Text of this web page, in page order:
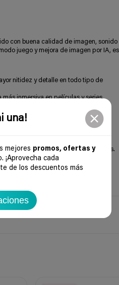
una!
mejores promos, ofertas y
¡Aprovecha cada
de los descuentos más
con buena calidad de imagen, sonido
juego y mejora de imagen por IA, es
nitidez y detalle en todo tipo de
inmersiva en películas y series.
y sin retrasos molestos.
claridad y realismo.
de altavoces externos.
online de forma sencilla.
sin usar botones.
de sonido o dispositivos externos.
estancias.
y buen rendimiento para